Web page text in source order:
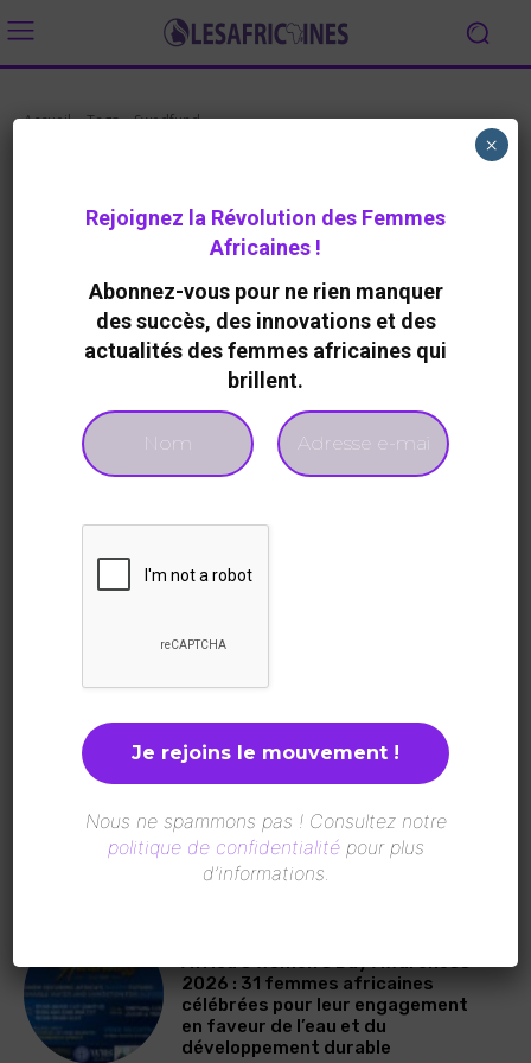
Accueil Tags Swedfund
Aucun article à afficher
- Advertisement -
Sénégal : La Plateforme des
A LA UNE
Une page d’histoire pour l’aviation
mondiale : Saadia Zahidi devient la
première femme à la tête de l’IATA
Africa’s Women’s Day Awareness
2026 : 31 femmes africaines
célébrées pour leur engagement
en faveur de l’eau et du
développement durable
Rejoignez la Révolution des Femmes
Africaines !
Abonnez-vous pour ne rien manquer
des succès, des innovations et des
actualités des femmes africaines qui
brillent.
Nous ne spammons pas ! Consultez notre
politique de confidentialitépour plus
d’informations.
×